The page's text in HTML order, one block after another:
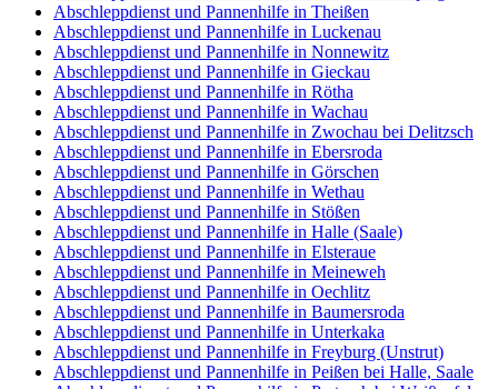
Abschleppdienst und Pannenhilfe in Theißen
Abschleppdienst und Pannenhilfe in Luckenau
Abschleppdienst und Pannenhilfe in Nonnewitz
Abschleppdienst und Pannenhilfe in Gieckau
Abschleppdienst und Pannenhilfe in Rötha
Abschleppdienst und Pannenhilfe in Wachau
Abschleppdienst und Pannenhilfe in Zwochau bei Delitzsch
Abschleppdienst und Pannenhilfe in Ebersroda
Abschleppdienst und Pannenhilfe in Görschen
Abschleppdienst und Pannenhilfe in Wethau
Abschleppdienst und Pannenhilfe in Stößen
Abschleppdienst und Pannenhilfe in Halle (Saale)
Abschleppdienst und Pannenhilfe in Elsteraue
Abschleppdienst und Pannenhilfe in Meineweh
Abschleppdienst und Pannenhilfe in Oechlitz
Abschleppdienst und Pannenhilfe in Baumersroda
Abschleppdienst und Pannenhilfe in Unterkaka
Abschleppdienst und Pannenhilfe in Freyburg (Unstrut)
Abschleppdienst und Pannenhilfe in Peißen bei Halle, Saale